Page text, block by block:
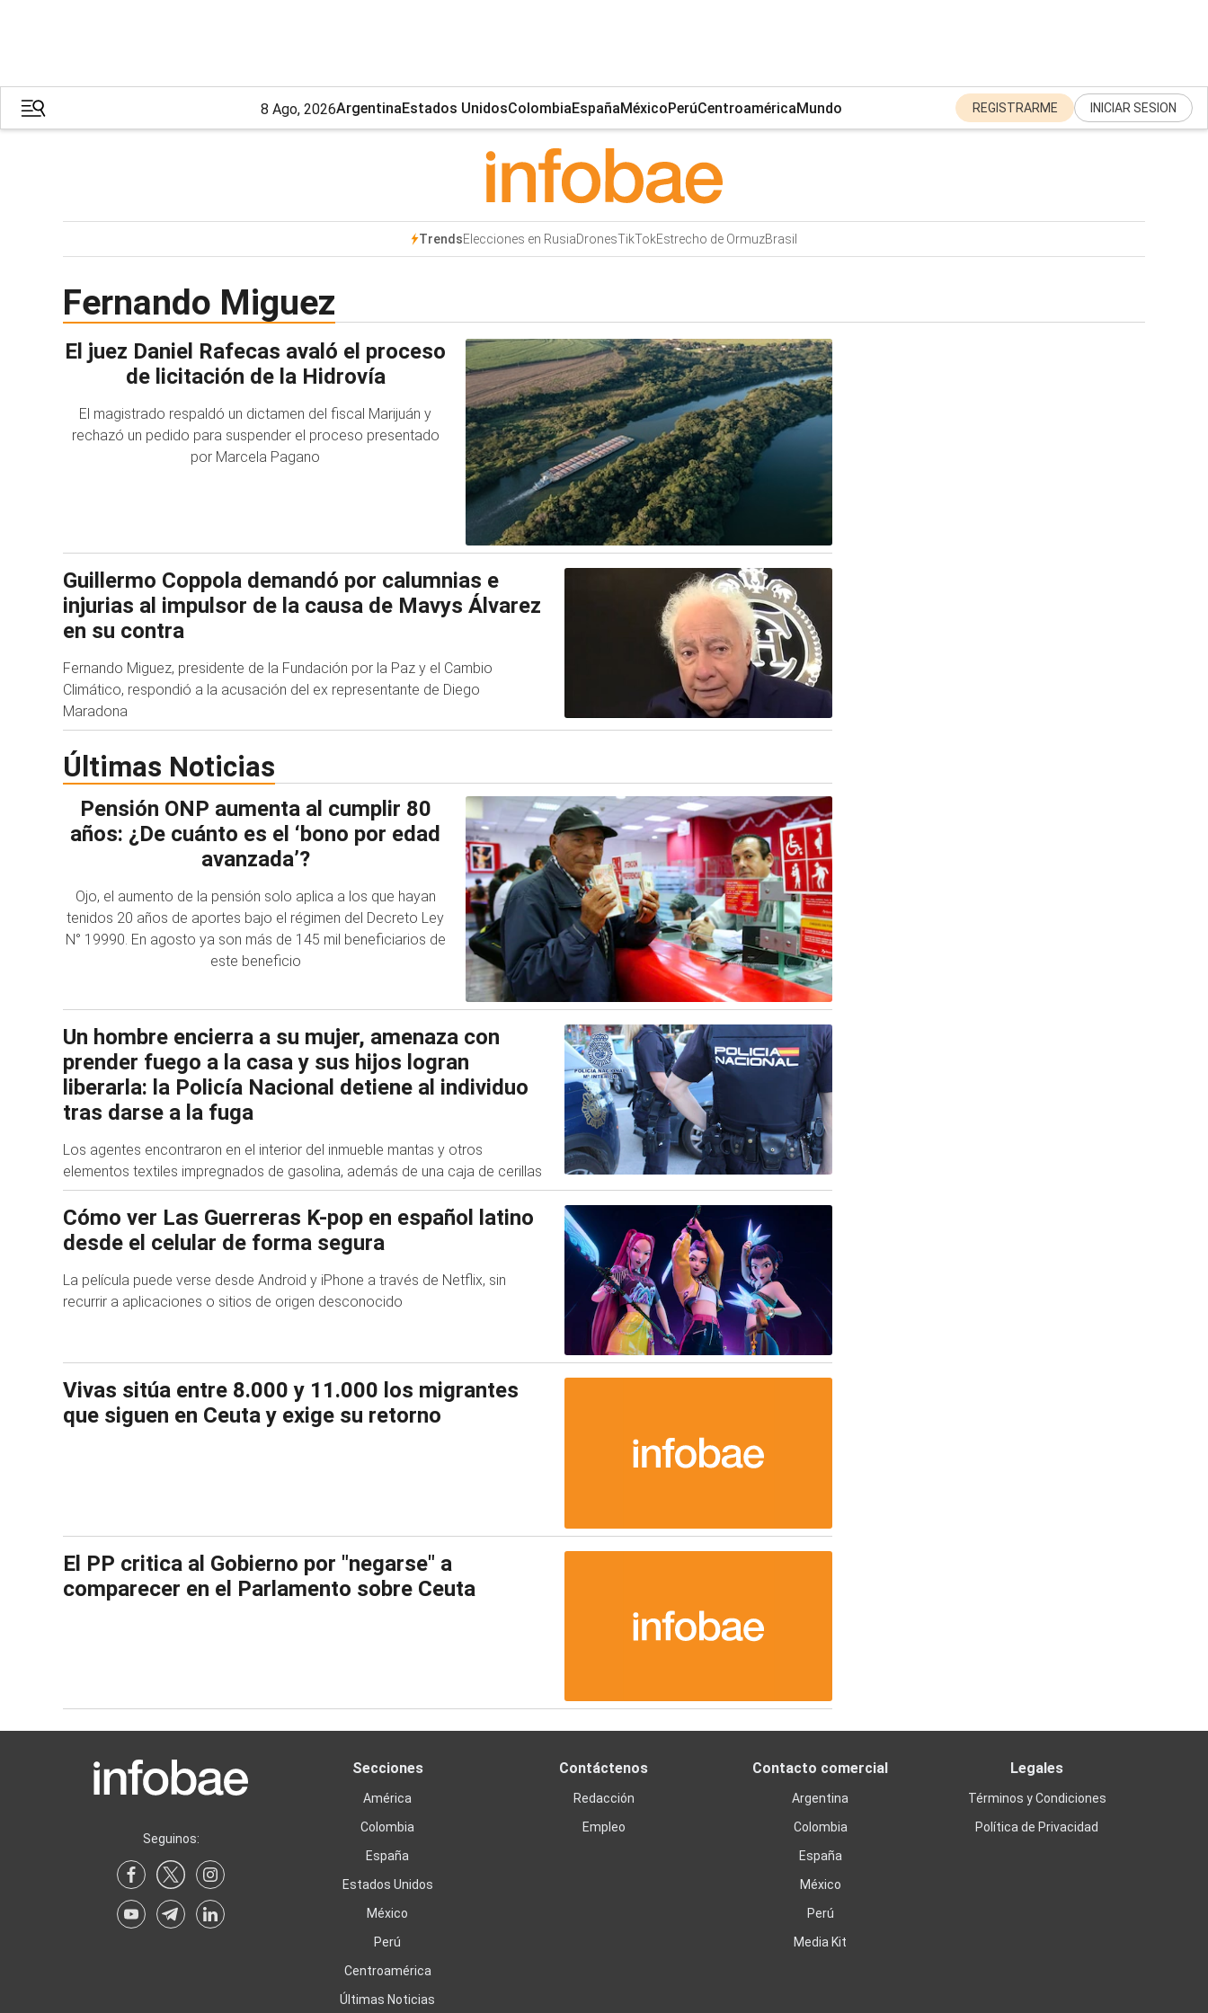
8 Ago, 2026ArgentinaEstados UnidosColombiaEspañaMéxicoPerúCentroaméricaMundo REGISTRARME INICIAR SESION
TrendsElecciones en RusiaDronesTikTokEstrecho de OrmuzBrasil
Fernando Miguez
El juez Daniel Rafecas avaló el proceso
de licitación de la Hidrovía
El magistrado respaldó un dictamen del fiscal Marijuán y
rechazó un pedido para suspender el proceso presentado
por Marcela Pagano
Guillermo Coppola demandó por calumnias e
injurias al impulsor de la causa de Mavys Álvarez
en su contra
Fernando Miguez, presidente de la Fundación por la Paz y el Cambio
Climático, respondió a la acusación del ex representante de Diego
Maradona
Últimas Noticias
Pensión ONP aumenta al cumplir 80
años: ¿De cuánto es el ‘bono por edad
avanzada’?
Ojo, el aumento de la pensión solo aplica a los que hayan
tenidos 20 años de aportes bajo el régimen del Decreto Ley
N° 19990. En agosto ya son más de 145 mil beneficiarios de
este beneficio
Un hombre encierra a su mujer, amenaza con
prender fuego a la casa y sus hijos logran
liberarla: la Policía Nacional detiene al individuo
tras darse a la fuga
Los agentes encontraron en el interior del inmueble mantas y otros
elementos textiles impregnados de gasolina, además de una caja de cerillas
Cómo ver Las Guerreras K-pop en español latino
desde el celular de forma segura
La película puede verse desde Android y iPhone a través de Netflix, sin
recurrir a aplicaciones o sitios de origen desconocido
Vivas sitúa entre 8.000 y 11.000 los migrantes
que siguen en Ceuta y exige su retorno
El PP critica al Gobierno por "negarse" a
comparecer en el Parlamento sobre Ceuta
Seguinos:
Secciones
América
Colombia
España
Estados Unidos
México
Perú
Centroamérica
Últimas Noticias
Contáctenos
Redacción
Empleo
Contacto comercial
Argentina
Colombia
España
México
Perú
Media Kit
Legales
Términos y Condiciones
Política de Privacidad